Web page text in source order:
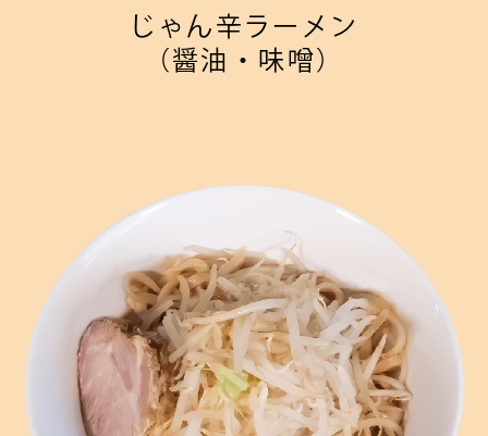
じゃん辛ラーメン
（醤油・味噌）